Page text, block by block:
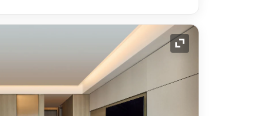
展开图标